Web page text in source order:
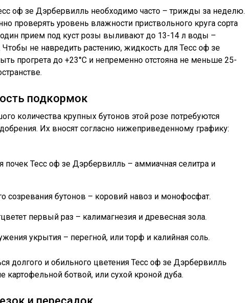
оф зе Дэрбервилль необходимо часто – трижды за неделю.
проверять уровень влажности приствольного круга сорта
один прием под куст розы выливают до 13-14 л воды –
не навредить растению, жидкость для Тесс оф зе
прогрета до +23°С и непременно отстояна не меньше 25-
подкормок
количества крупных бутонов этой розе потребуются
Их вносят согласно нижеприведенному графику:
почек Тесс оф зе Дэрбервилль – аммиачная селитра и
созревания бутонов – коровий навоз и монофосфат.
первый раз – калимагнезия и древесная зола.
укрытия – перегной, или торф и калийная соль.
долгого и обильного цветения Тесс оф зе Дэрбервилль
картофельной ботвой, или сухой кроной дуба.